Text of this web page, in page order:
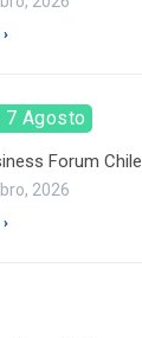
Agosto
Forum Chile
2026